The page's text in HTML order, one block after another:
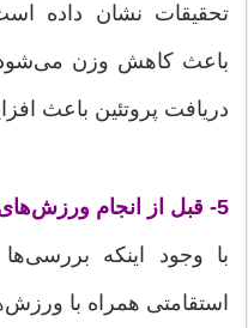
تحقیقات نشان داده
باعث کاهش وزن می‌شود.
دریافت پروتئین باعث
5- قبل از انجام ورزش‌های قلبی – عروقی وزنه بزنید
با وجود اینکه
استقامتی همراه با